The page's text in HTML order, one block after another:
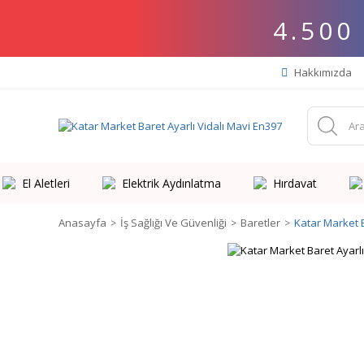
4.500
Hakkımızda
El Aletleri Elektrik Aydınlatma Hırdavat
Anasayfa İş Sağlığı Ve Güvenliği Baretler Katar Market